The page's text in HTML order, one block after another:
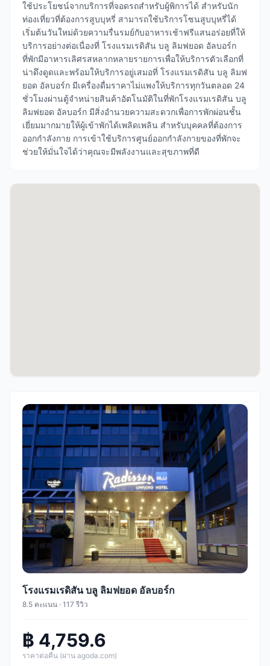
ใช้ประโยชน์จากบริการที่จอดรถสำหรับผู้พิการได้ สำหรับนัก
ท่องเที่ยวที่ต้องการสูบบุหรี่ สามารถใช้บริการโซนสูบบุหรี่ได้
เริ่มต้นวันใหม่ด้วยความรื่นรมย์กับอาหารเช้าฟรีแสนอร่อยที่ให้
บริการอย่างต่อเนื่องที่ โรงแรมเรดิสัน บลู ลิมฟยอด อัลบอร์ก
ที่พักมีอาหารเลิศรสหลากหลายรายการเพื่อให้บริการตัวเลือกที่
น่าดึงดูดและพร้อมให้บริการอยู่เสมอที่ โรงแรมเรดิสัน บลู ลิมฟ
ยอด อัลบอร์ก มีเครื่องดื่มราคาไม่แพงให้บริการทุกวันตลอด 24
ชั่วโมงผ่านตู้จำหน่ายสินค้าอัตโนมัติในที่พักโรงแรมเรดิสัน บลู
ลิมฟยอด อัลบอร์ก มีสิ่งอำนวยความสะดวกเพื่อการพักผ่อนชั้น
เยี่ยมมากมายให้ผู้เข้าพักได้เพลิดเพลิน สำหรับบุคคลที่ต้องการ
ออกกำลังกาย การเข้าใช้บริการศูนย์ออกกำลังกายของที่พักจะ
ช่วยให้มั่นใจได้ว่าคุณจะมีพลังงานและสุขภาพที่ดี
โรงแรมเรดิสัน บลู ลิมฟยอด อัลบอร์ก
8.5 คะแนน · 117 รีวิว
฿ 4,759.6
ราคาต่อคืน (ผ่าน agoda.com)